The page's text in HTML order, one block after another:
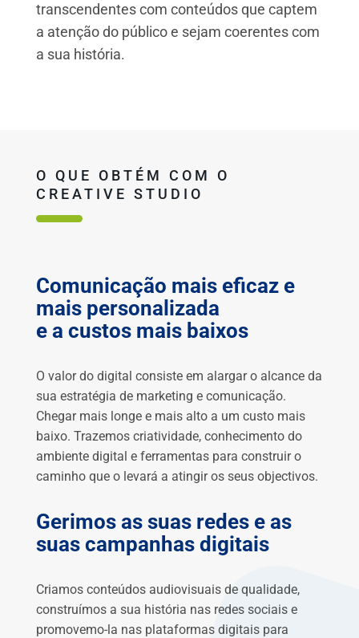
transcendentes com conteúdos que captem
a atenção do público e sejam coerentes com
a sua história.
O QUE OBTÉM COM O
CREATIVE STUDIO
Comunicação mais eficaz e
mais personalizada
e a custos mais baixos
O valor do digital consiste em alargar o alcance da
sua estratégia de marketing e comunicação.
Chegar mais longe e mais alto a um custo mais
baixo. Trazemos criatividade, conhecimento do
ambiente digital e ferramentas para construir o
caminho que o levará a atingir os seus objectivos.
Gerimos as suas redes e as
suas campanhas digitais
Criamos conteúdos audiovisuais de qualidade,
construímos a sua história nas redes sociais e
promovemo-la nas plataformas digitais para